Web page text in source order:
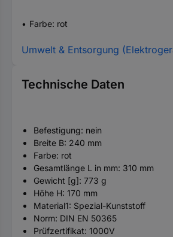
Farbe: rot
Umwelt & Entsorgung
Technische Daten
Befestigung: nein
Breite B: 240 mm
Farbe: rot
Gesamtlänge L in mm: 310 mm
Gewicht [g]: 773 g
Höhe H: 170 mm
Material1: Spezial-Kunststoff
Norm: DIN EN 50365
Prüfzertifikat: 1000V